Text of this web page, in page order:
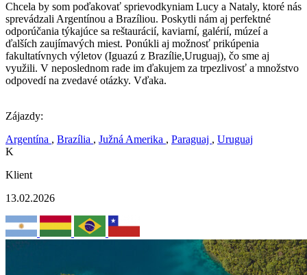
Chcela by som poďakovať sprievodkyniam Lucy a Nataly, ktoré nás
sprevádzali Argentínou a Brazíliou. Poskytli nám aj perfektné
odporúčania týkajúce sa reštaurácií, kaviarní, galérií, múzeí a
ďalších zaujímavých miest. Ponúkli aj možnosť prikúpenia
fakultatívnych výletov (Iguazú z Brazílie,Uruguaj), čo sme aj
využili. V neposlednom rade im ďakujem za trpezlivosť a množstvo
odpovedí na zvedavé otázky. Vďaka.
Zájazdy:
Argentína , Brazília , Južná Amerika , Paraguaj , Uruguaj
K
Klient
13.02.2026